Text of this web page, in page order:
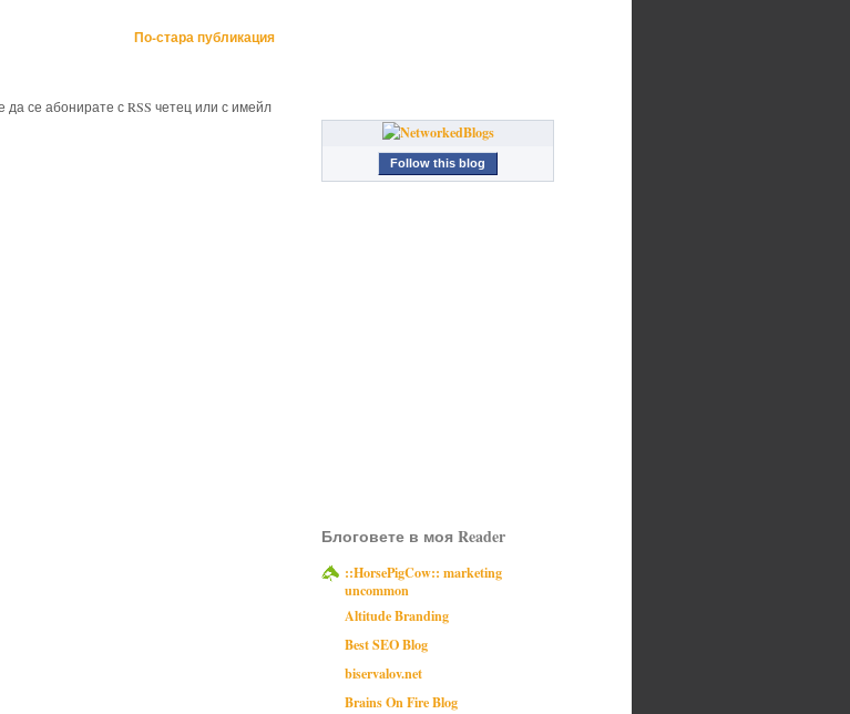
По-стара публикация
се абонирате с RSS четец или с имейл
Follow this blog
Блоговете в моя Reader
::HorsePigCow:: marketing
uncommon
Altitude Branding
Best SEO Blog
biservalov.net
Brains On Fire Blog